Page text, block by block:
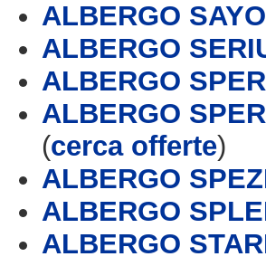
ALBERGO
ALBERGO
ALBERGO
ALBERGO
(cerca offerte)
ALBERGO
ALBERGO
ALBERGO